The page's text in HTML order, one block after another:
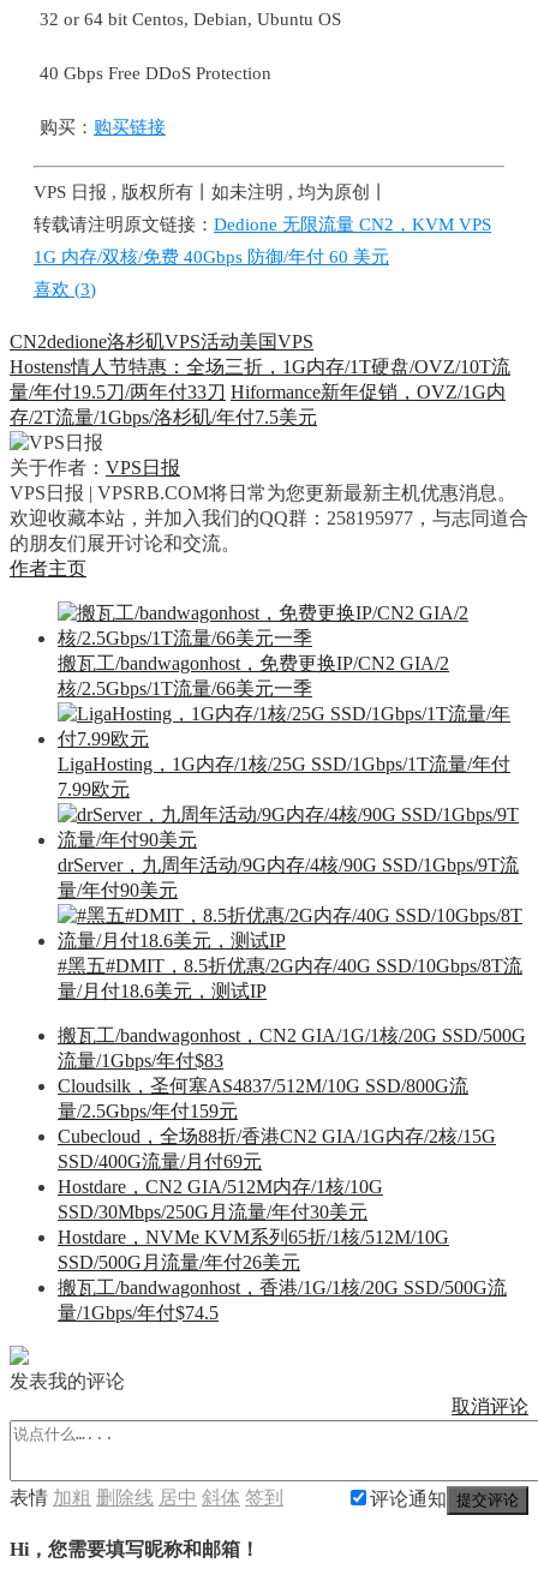
32 or 64 bit Centos, Debian, Ubuntu OS
40 Gbps Free DDoS Protection
购买： 购买链接
VPS 日报 , 版权所有丨如未注明 , 均为原创丨
转载请注明原文链接： Dedione 无限流量 CN2，KVM VPS
1G 内存/双核/免费 40Gbps 防御/年付 60 美元
喜欢 (3)
CN2dedione洛杉矶VPS活动美国VPS
Hostens情人节特惠：全场三折，1G内存/1T硬盘/OVZ/10T流
量/年付19.5刀/两年付33刀 Hiformance新年促销，OVZ/1G内
存/2T流量/1Gbps/洛杉矶/年付7.5美元
关于作者： VPS日报
VPS日报 | VPSRB.COM将日常为您更新最新主机优惠消息。
欢迎收藏本站，并加入我们的QQ群：258195977，与志同道合
的朋友们展开讨论和交流。
作者主页
搬瓦工/bandwagonhost，免费更换IP/CN2 GIA/2
核/2.5Gbps/1T流量/66美元一季
LigaHosting，1G内存/1核/25G SSD/1Gbps/1T流量/年付
7.99欧元
drServer，九周年活动/9G内存/4核/90G SSD/1Gbps/9T流
量/年付90美元
#黑五#DMIT，8.5折优惠/2G内存/40G SSD/10Gbps/8T流
量/月付18.6美元，测试IP
搬瓦工/bandwagonhost，CN2 GIA/1G/1核/20G SSD/500G
流量/1Gbps/年付$83
Cloudsilk，圣何塞AS4837/512M/10G SSD/800G流
量/2.5Gbps/年付159元
Cubecloud，全场88折/香港CN2 GIA/1G内存/2核/15G
SSD/400G流量/月付69元
Hostdare，CN2 GIA/512M内存/1核/10G
SSD/30Mbps/250G月流量/年付30美元
Hostdare，NVMe KVM系列65折/1核/512M/10G
SSD/500G月流量/年付26美元
搬瓦工/bandwagonhost，香港/1G/1核/20G SSD/500G流
量/1Gbps/年付$74.5
发表我的评论
取消评论
提交评论
评论通知
表情 加粗 删除线 居中 斜体 签到
Hi，您需要填写昵称和邮箱！